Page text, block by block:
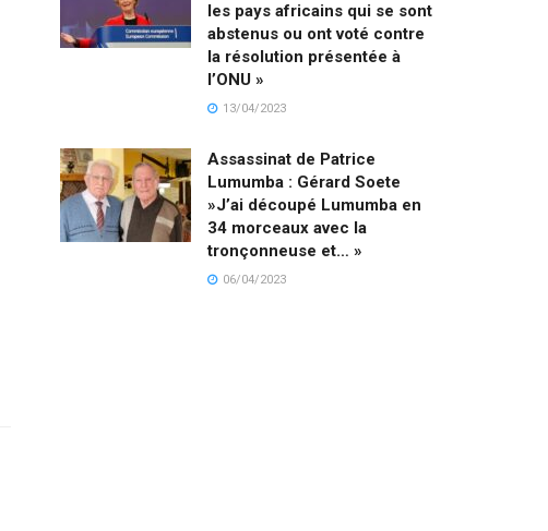
les pays africains qui se sont
abstenus ou ont voté contre
la résolution présentée à
l’ONU »
13/04/2023
Assassinat de Patrice
Lumumba : Gérard Soete
»J’ai découpé Lumumba en
34 morceaux avec la
tronçonneuse et… »
06/04/2023